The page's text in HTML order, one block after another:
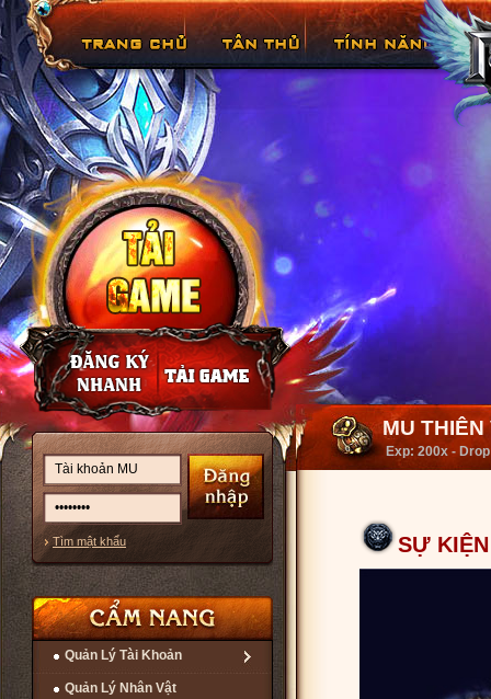
Tìm mật khẩu
Quản Lý Tài Khoản
Quản Lý Nhân Vật
MU THIÊN
Exp: 200x -
SỰ